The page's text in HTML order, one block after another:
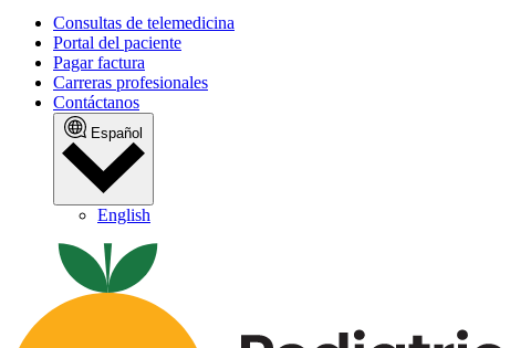
Consultas de telemedicina
Portal del paciente
Pagar factura
Carreras profesionales
Contáctanos
Español
English